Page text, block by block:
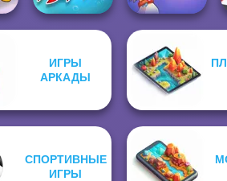
Fish Stab Getting
Big
Long Dog - Long
Nose
ИГРЫ
АРКАДЫ
СПОРТИВНЫЕ
ИГРЫ